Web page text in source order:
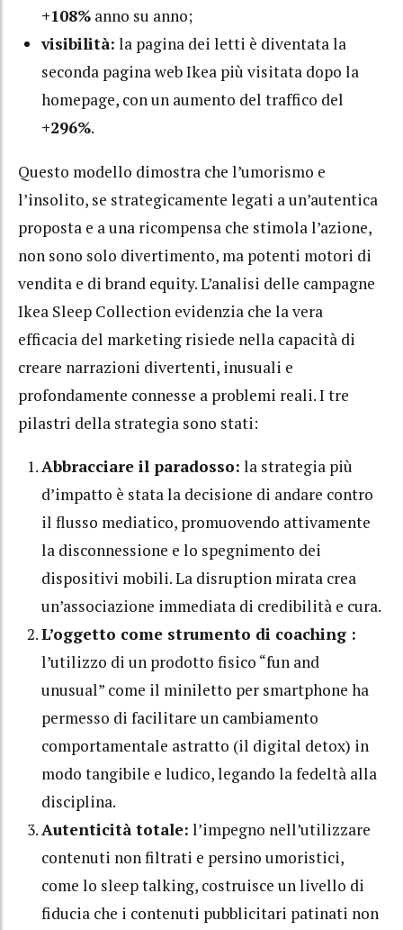
+108% anno su anno;
visibilità: la pagina dei letti è diventata la
seconda pagina web Ikea più visitata dopo la
homepage, con un aumento del traffico del
+296%.
Questo modello dimostra che l’umorismo e
l’insolito, se strategicamente legati a un’autentica
proposta e a una ricompensa che stimola l’azione,
non sono solo divertimento, ma potenti motori di
vendita e di brand equity. L’analisi delle campagne
Ikea Sleep Collection evidenzia che la vera
efficacia del marketing risiede nella capacità di
creare narrazioni divertenti, inusuali e
profondamente connesse a problemi reali. I tre
pilastri della strategia sono stati:
Abbracciare il paradosso: la strategia più
d’impatto è stata la decisione di andare contro
il flusso mediatico, promuovendo attivamente
la disconnessione e lo spegnimento dei
dispositivi mobili. La disruption mirata crea
un’associazione immediata di credibilità e cura.
L’oggetto come strumento di coaching :
l’utilizzo di un prodotto fisico “fun and
unusual” come il miniletto per smartphone ha
permesso di facilitare un cambiamento
comportamentale astratto (il digital detox) in
modo tangibile e ludico, legando la fedeltà alla
disciplina.
Autenticità totale: l’impegno nell’utilizzare
contenuti non filtrati e persino umoristici,
come lo sleep talking, costruisce un livello di
fiducia che i contenuti pubblicitari patinati non